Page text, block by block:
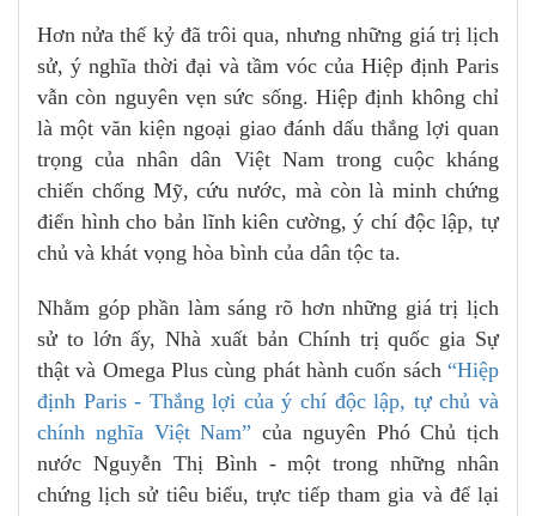
Hơn nửa thế kỷ đã trôi qua, nhưng những giá trị lịch
sử, ý nghĩa thời đại và tầm vóc của Hiệp định Paris
vẫn còn nguyên vẹn sức sống. Hiệp định không chỉ
là một văn kiện ngoại giao đánh dấu thắng lợi quan
trọng của nhân dân Việt Nam trong cuộc kháng
chiến chống Mỹ, cứu nước, mà còn là minh chứng
điển hình cho bản lĩnh kiên cường, ý chí độc lập, tự
chủ và khát vọng hòa bình của dân tộc ta.
Nhằm góp phần làm sáng rõ hơn những giá trị lịch
sử to lớn ấy, Nhà xuất bản Chính trị quốc gia Sự
thật và Omega Plus cùng phát hành cuốn sách “Hiệp
định Paris - Thắng lợi của ý chí độc lập, tự chủ và
chính nghĩa Việt Nam” của nguyên Phó Chủ tịch
nước Nguyễn Thị Bình - một trong những nhân
chứng lịch sử tiêu biểu, trực tiếp tham gia và để lại